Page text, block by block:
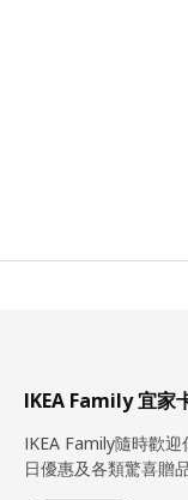
IKEA Family 宜家
IKEA Family隨時歡
日優惠及各類驚喜贈